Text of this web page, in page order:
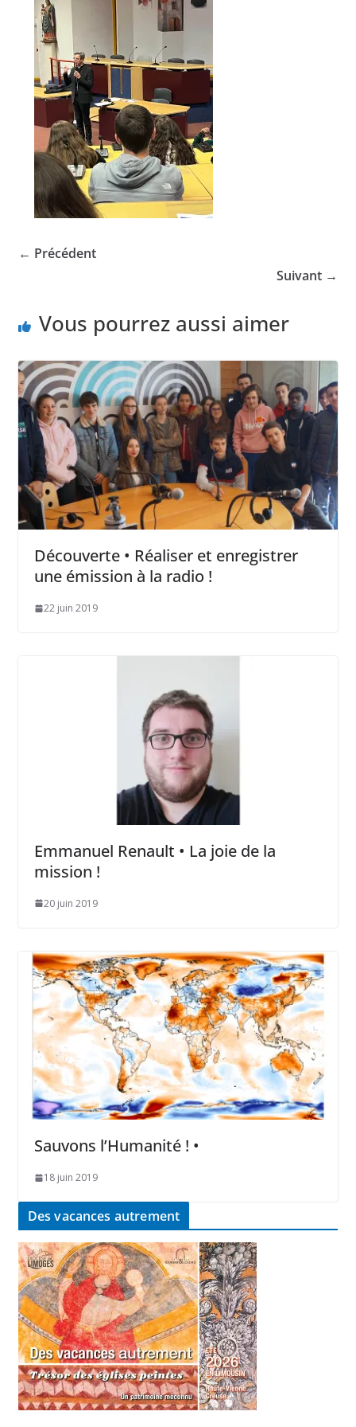
← Précédent
Suivant →
Vous pourrez aussi aimer
Découverte • Réaliser et enregistrer
une émission à la radio !
22 juin 2019
Emmanuel Renault • La joie de la
mission !
20 juin 2019
Sauvons l’Humanité ! •
18 juin 2019
Des vacances autrement